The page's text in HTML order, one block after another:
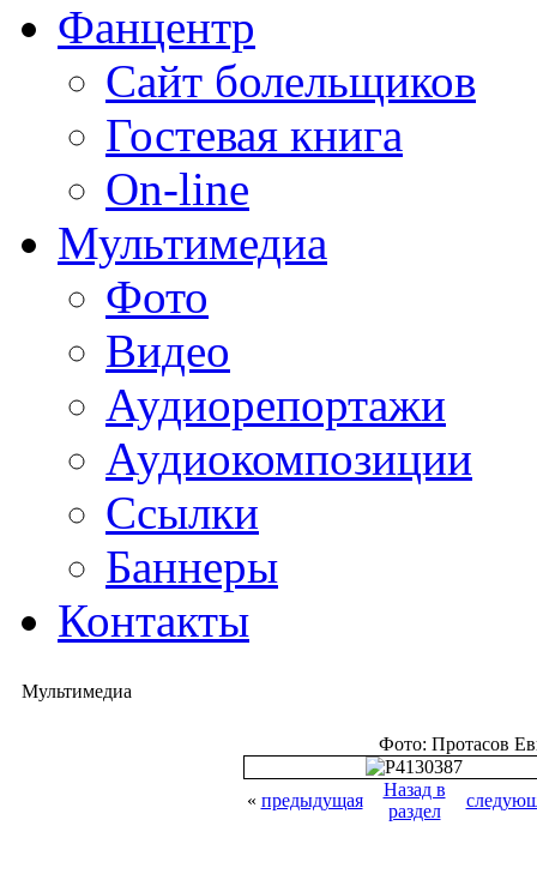
Фанцентр
Сайт болельщиков
Гостевая книга
On-line
Мультимедиа
Фото
Видео
Аудиорепортажи
Аудиокомпозиции
Ссылки
Баннеры
Контакты
Мультимедиа
Фото: Протасов
« предыдущая
Назад в
раздел